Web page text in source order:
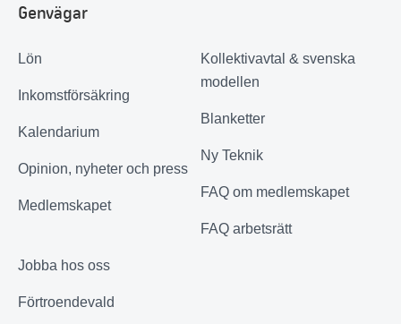
Genvägar
Lön
Inkomstförsäkring
Kalendarium
Opinion, nyheter och press
Medlemskapet
Kollektivavtal & svenska
modellen
Blanketter
Ny Teknik
FAQ om medlemskapet
FAQ arbetsrätt
Jobba hos oss
Förtroendevald